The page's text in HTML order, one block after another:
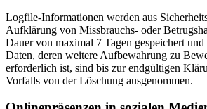
Logfile-Informationen werden aus
Aufklärung von Missbrauchs- oder
Dauer von maximal 7 Tagen gespeichert und
Daten, deren weitere Aufbewahrung zu
erforderlich ist, sind bis zur endgültigen
Vorfalls von der Löschung ausgenommen.